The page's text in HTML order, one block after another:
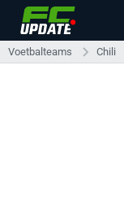
Voetbalteams Chili